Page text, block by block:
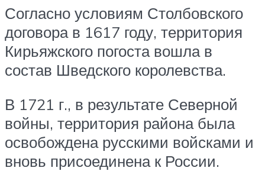
Согласно условиям Столбовского
договора в 1617 году, территория
Кирьяжского погоста вошла в
состав Шведского королевства.
В 1721 г., в результате Северной
войны, территория района была
освобождена русскими войсками и
вновь присоединена к России.